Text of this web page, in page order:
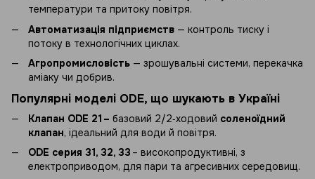
температури та притоку повітря.
Автоматизація підприємств — контроль тиску і
потоку в технологічних циклах.
Агропромисловість — зрошувальні системи, перекачка
аміаку чи добрив.
Популярні моделі ODE, що шукають в Україні
Клапан ODE 21 – базовий 2/2‑ходовий соленоїдний
клапан, ідеальний для води й повітря.
ODE серия 31, 32, 33 – високопродуктивні, з
електроприводом, для пари та агресивних середовищ.